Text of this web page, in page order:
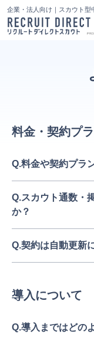
企業・法人向け｜スカウト型
料金・契約プ
Q.料金や契約プラ
Q.スカウト通数・
か？
Q.契約は自動更新
導入について
Q.導入まではどの